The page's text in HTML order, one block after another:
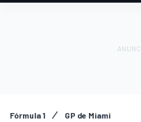
Fórmula 1 GP de Miami